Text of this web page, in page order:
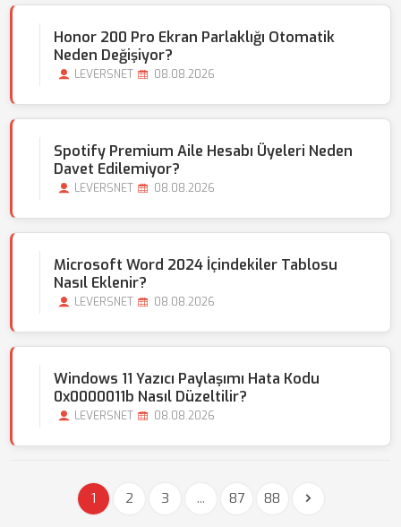
Honor 200 Pro Ekran Parlaklığı Otomatik
Neden Değişiyor?
LEVERSNET 08.08.2026
Spotify Premium Aile Hesabı Üyeleri Neden
Davet Edilemiyor?
LEVERSNET 08.08.2026
Microsoft Word 2024 İçindekiler Tablosu
Nasıl Eklenir?
LEVERSNET 08.08.2026
Windows 11 Yazıcı Paylaşımı Hata Kodu
0x0000011b Nasıl Düzeltilir?
LEVERSNET 08.08.2026
1 2 3 ... 87 88